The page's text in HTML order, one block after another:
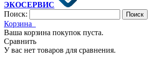
ЭКОСЕРВИС
Поиск:
Поиск
Корзина
Ваша корзина покупок пуста.
Сравнить
У вас нет товаров для сравнения.